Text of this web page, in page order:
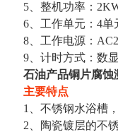
5、整机功率：
6、工作单元：4单
8、工作电源：
9、计时方式：数
石油产品铜片腐蚀
主要特点
1、不锈钢水浴槽
2、陶瓷镀层的不